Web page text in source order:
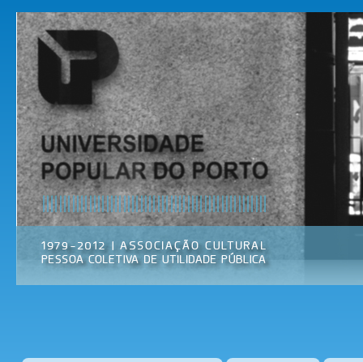
Universidade
Popular do
Porto
Associação
Cultural